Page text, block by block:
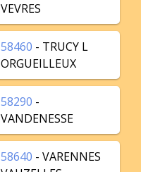
VEVRES
58460 - TRUCY L
ORGUEILLEUX
58290 -
VANDENESSE
58640 - VARENNES